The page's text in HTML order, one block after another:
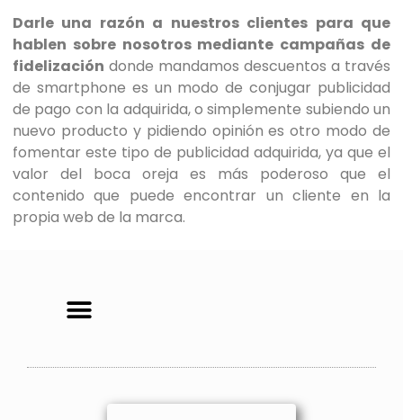
Darle una razón a nuestros clientes para que
hablen sobre nosotros mediante campañas de
fidelización donde mandamos descuentos a través
de smartphone es un modo de conjugar publicidad
de pago con la adquirida, o simplemente subiendo un
nuevo producto y pidiendo opinión es otro modo de
fomentar este tipo de publicidad adquirida, ya que el
valor del boca oreja es más poderoso que el
contenido que puede encontrar un cliente en la
propia web de la marca.